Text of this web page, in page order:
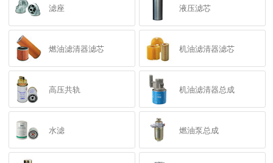
滤座 液压滤芯
燃油滤清器滤芯 机油滤清器滤芯
高压共轨 机油滤清器总成
水滤 燃油泵总成